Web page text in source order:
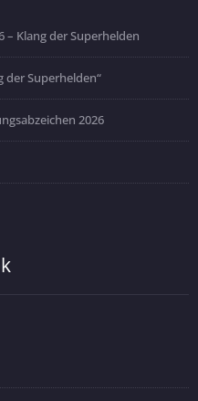
Klang der Superhelden
der Superhelden“
2026